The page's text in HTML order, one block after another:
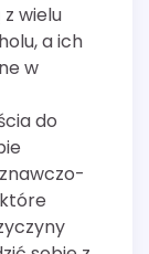
wielu
a ich
w
do